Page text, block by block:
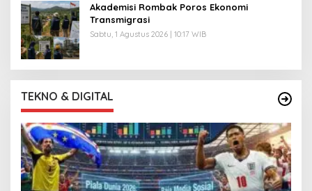
Akademisi Rombak Poros Ekonomi
Transmigrasi
Sabtu, 1 Agustus 2026 | 10:17 WIB
TEKNO & DIGITAL